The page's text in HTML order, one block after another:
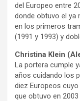
del Europeo entre
donde obtuvo el ya
en los primeros
(1991 y 1993) y
Christina Klein
La portera cumple
años cuidando los
diez Europeos
que obtuvo en